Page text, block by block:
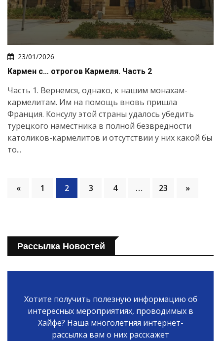
23/01/2026
Кармен с… отрогов Кармеля. Часть 2
Часть 1. Вернемся, однако, к нашим монахам-
кармелитам. Им на помощь вновь пришла
Франция. Консулу этой страны удалось убедить
турецкого наместника в полной безвредности
католиков-кармелитов и отсутствии у них какой бы
то...
« 1 2 3 4 … 23 »
Рассылка Новостей
Хотите получить полезную информацию об
интересных мероприятиях, проводимых в
Хайфе? Наша многолетняя интернет-
рассылка вам о них расскажет